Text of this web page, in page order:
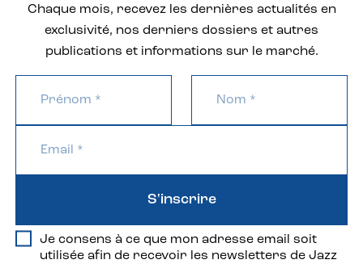
Chaque mois, recevez les dernières actualités en
exclusivité, nos derniers dossiers et autres
publications et informations sur le marché.
Je consens à ce que mon adresse email soit
utilisée afin de recevoir les newsletters de Jazz
S'inscrire